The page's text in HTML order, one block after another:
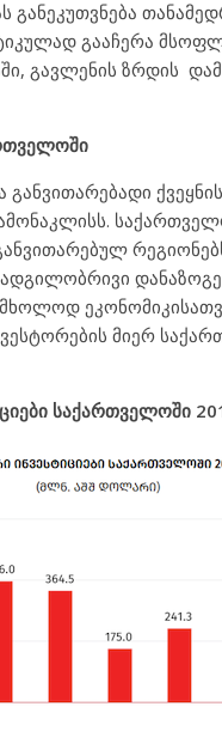
განეკუთვნება
გააჩერა
გავლენის ზრდის
მიერ
საქართველოში